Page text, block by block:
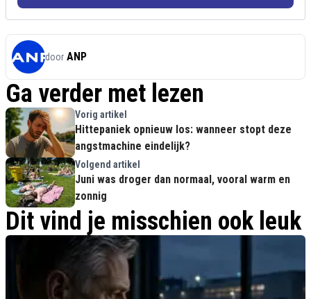
door ANP
Ga verder met lezen
Vorig artikel
Hittepaniek opnieuw los: wanneer stopt deze
angstmachine eindelijk?
Volgend artikel
Juni was droger dan normaal, vooral warm en
zonnig
Dit vind je misschien ook leuk